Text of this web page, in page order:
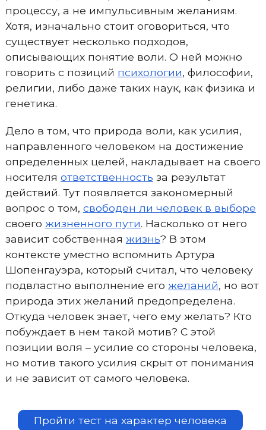
процессу, а не импульсивным желаниям.
Хотя, изначально стоит оговориться, что
существует несколько подходов,
описывающих понятие воли. О ней можно
говорить с позиций психологии, философии,
религии, либо даже таких наук, как физика и
генетика.
Дело в том, что природа воли, как усилия,
направленного человеком на достижение
определенных целей, накладывает на своего
носителя ответственность за результат
действий. Тут появляется закономерный
вопрос о том, свободен ли человек в выборе
своего жизненного пути. Насколько от него
зависит собственная жизнь? В этом
контексте уместно вспомнить Артура
Шопенгауэра, который считал, что человеку
подвластно выполнение его желаний, но вот
природа этих желаний предопределена.
Откуда человек знает, чего ему желать? Кто
побуждает в нем такой мотив? С этой
позиции воля – усилие со стороны человека,
но мотив такого усилия скрыт от понимания
и не зависит от самого человека.
Пройти тест на характер человека